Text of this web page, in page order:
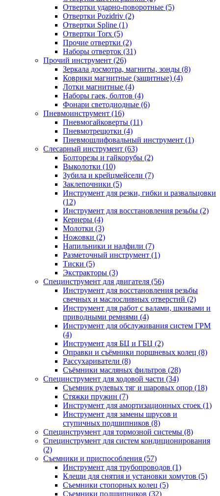
Отвертки ударно-поворотные (5)
Отвертки Pozidriv (2)
Отвертки Spline (1)
Отвертки Torx (5)
Прочие отвертки (2)
Наборы отверток (31)
Прочий инструмент (26)
Зеркала досмотра, магниты, зонды (8)
Коврики магнитные (защитные) (4)
Лотки магнитные (4)
Наборы гаек, болтов (4)
Фонари светодиодные (6)
Пневмоинструмент (16)
Пневмогайковерты (11)
Пневмотрещотки (4)
Пневмошлифовальный инструмент (1)
Слесарный инструмент (63)
Болторезы и гайкорубы (2)
Выколотки (10)
Зубила и крейцмейсели (7)
Заклепочники (5)
Инструмент для резки, гибки и развальцовки
(12)
Инструмент для восстановления резьбы (2)
Кернеры (4)
Молотки (3)
Ножовки (2)
Напильники и надфили (7)
Разметочный инструмент (1)
Тиски (5)
Экстракторы (3)
Специнструмент для двигателя (56)
Инструмент для восстановления резьбы
свечных и маслосливных отверстий (2)
Инструмент для работ с валами, шкивами и
приводными ремнями (4)
Инструмент для обслуживания систем ГРМ
(4)
Инструмент для БЦ и ГБЦ (2)
Оправки и съёмники поршневых колец (8)
Рассухариватели (8)
Съёмники масляных фильтров (28)
Специнструмент для ходовой части (34)
Съемник рулевых тяг и шаровых опор (18)
Стяжки пружин (7)
Инструмент для амортизационных стоек (1)
Инструмент для замены шрусов и
ступичных подшипников (8)
Специнструмент для тормозной системы (8)
Специнструмент для систем кондиционирования
(2)
Съемники и приспособления (57)
Инструмент для трубопроводов (1)
Клещи для снятия и установки хомутов (5)
Съемники стопорных колец (5)
Съемники подшипников (32)